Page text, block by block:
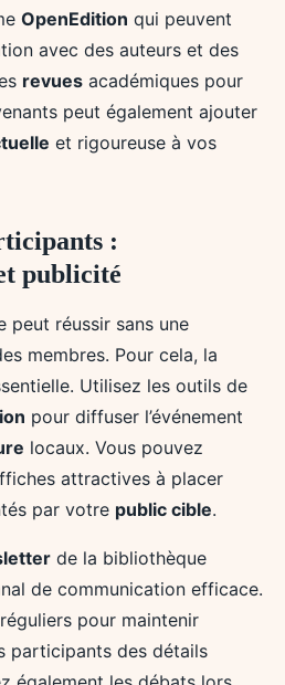
OpenEdition qui peuvent
avec des auteurs et des
revues académiques pour
peut également ajouter
et rigoureuse à vos
:
publicité
peut réussir sans une
membres. Pour cela, la
Utilisez les outils de
pour diffuser l’événement
locaux. Vous pouvez
attractives à placer
par votre public cible.
de la bibliothèque
de communication efficace.
pour maintenir
participants des détails